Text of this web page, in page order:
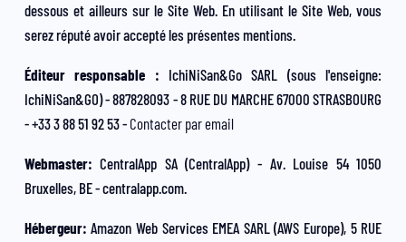
dessous et ailleurs sur le Site Web. En utilisant le Site Web, vous
serez réputé avoir accepté les présentes mentions.
Éditeur responsable : IchiNiSan&Go SARL (sous l'enseigne:
IchiNiSan&GO) - 887828093 - 8 RUE DU MARCHE 67000 STRASBOURG
- +33 3 88 51 92 53 - Contacter par email
Webmaster:CentralApp SA (CentralApp) - Av. Louise 54 1050
Bruxelles, BE - centralapp.com.
Hébergeur:Amazon Web Services EMEA SARL (AWS Europe), 5 RUE